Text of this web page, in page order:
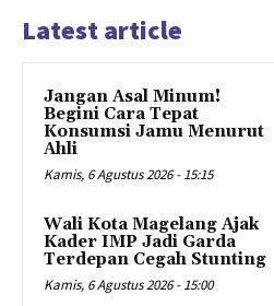
Latest article
Jangan Asal Minum!
Begini Cara Tepat
Konsumsi Jamu Menurut
Ahli
Kamis, 6 Agustus 2026 - 15:15
Wali Kota Magelang Ajak
Kader IMP Jadi Garda
Terdepan Cegah Stunting
Kamis, 6 Agustus 2026 - 15:00